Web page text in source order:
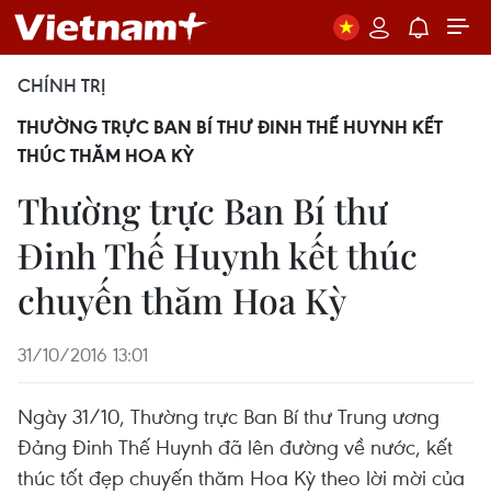
CHÍNH TRỊ
THƯỜNG TRỰC BAN BÍ THƯ ĐINH THẾ HUYNH KẾT
THÚC THĂM HOA KỲ
Thường trực Ban Bí thư
Đinh Thế Huynh kết thúc
chuyến thăm Hoa Kỳ
31/10/2016 13:01
Ngày 31/10, Thường trực Ban Bí thư Trung ương
Đảng Đinh Thế Huynh đã lên đường về nước, kết
thúc tốt đẹp chuyến thăm Hoa Kỳ theo lời mời của